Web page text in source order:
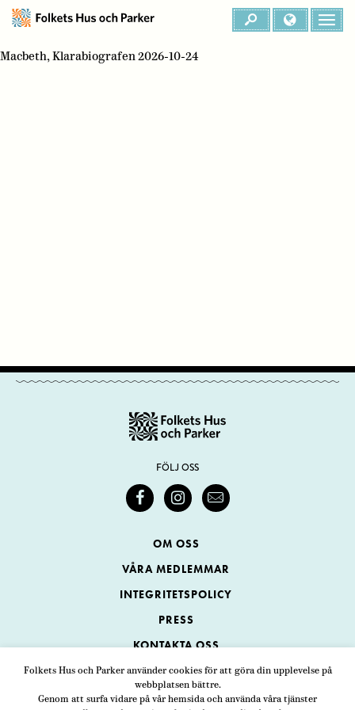
Folkets Hus och Parker använder cookies för att göra din upplevelse på
webbplatsen bättre.
Genom att surfa vidare på vår hemsida och använda våra tjänster
Macbeth, Klarabiografen 2026-10-24
FÖLJ OSS
OM OSS
VÅRA MEDLEMMAR
INTEGRITETSPOLICY
PRESS
KONTAKTA OSS
Folkets Hus och Parker